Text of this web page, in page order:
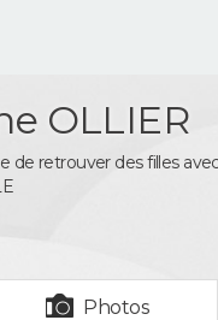
OLLIER
de retrouver des filles
Photos